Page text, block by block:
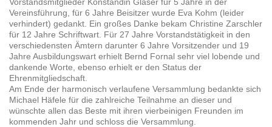
Vereinsführung, für 6 Jahre Beisitzer wurde Eva Kohm (leider
verhindert) gedankt. Ein großes Danke bekam Christine Zarschler
für 12 Jahre Schriftwart. Für 27 Jahre Vorstandstätigkeit in den
verschiedensten Ämtern darunter 6 Jahre Vorsitzender und 19
Jahre Ausbildungswart erhielt Bernd Fornal sehr viel lobende und
dankende Worte, ebenso erhielt er den Status der
Ehrenmitgliedschaft.
Am Ende der harmonisch verlaufene Versammlung bedankte sich
Michael Häfele für die zahlreiche Teilnahme an dieser und
wünschte allen das Beste mit ihren vierbeinigen Freunden im
kommenden Jahr und schloss die Versammlung.